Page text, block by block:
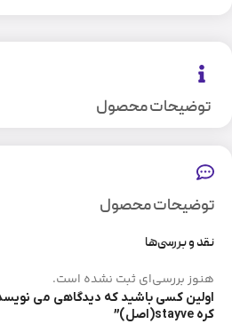
توضیحات محصول
توضیحات محصول
نقد و بررسی‌ها
هنوز بررسی‌ای ثبت نشده است.
اولین کسی باشید که دیدگاهی می
کره stayve(اصل)”